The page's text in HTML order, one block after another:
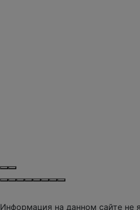
Информация на данном сайте не